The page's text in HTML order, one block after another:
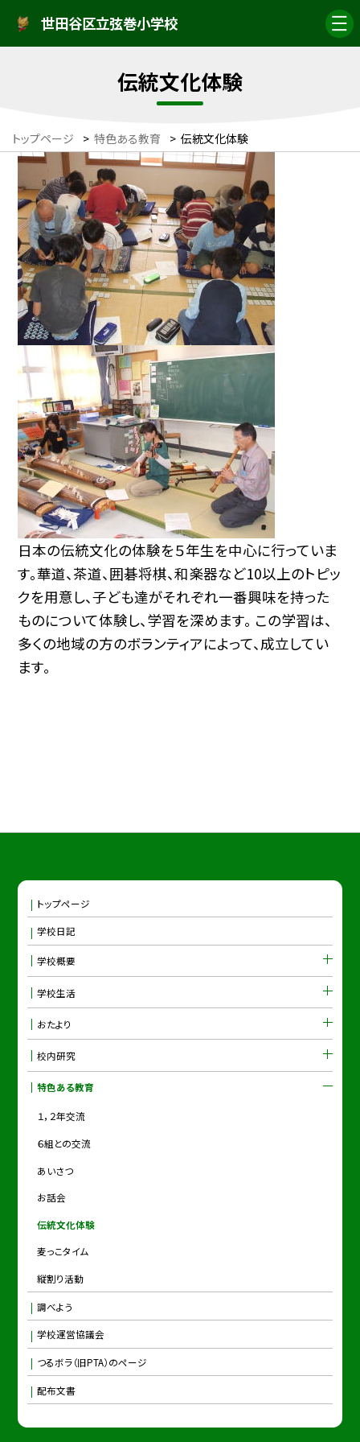
世田谷区立弦巻小学校
伝統文化体験
トップページ > 特色ある教育 > 伝統文化体験
日本の伝統文化の体験を５年生を中心に行っていま
す。華道、茶道、囲碁将棋、和楽器など10以上のトピッ
クを用意し、子ども達がそれぞれ一番興味を持った
ものについて体験し、学習を深めます。 この学習は、
多くの地域の方のボランティアによって、成立してい
ます。
トップページ
学校日記
学校概要
学校生活
おたより
校内研究
特色ある教育
１，２年交流
６組との交流
あいさつ
お話会
伝統文化体験
麦っこタイム
縦割り活動
調べよう
学校運営協議会
つるボラ（旧PTA）のページ
配布文書